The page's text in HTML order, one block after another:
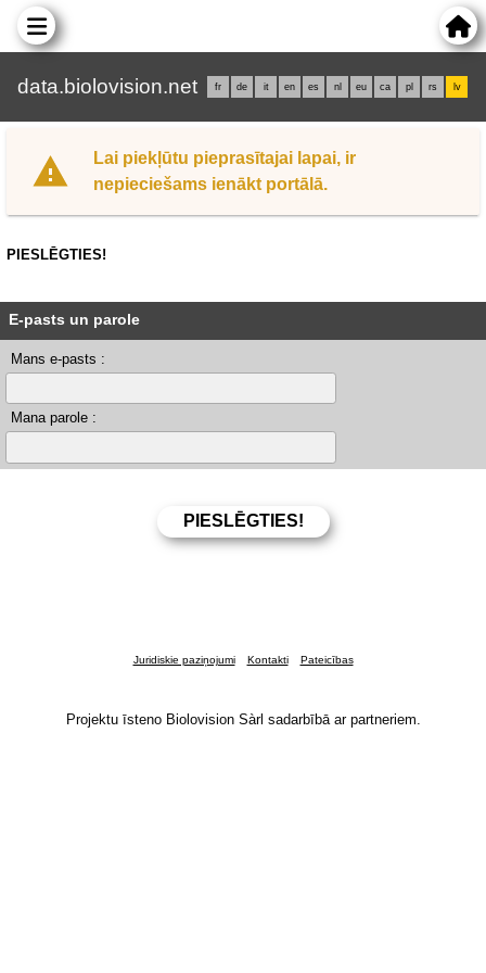
data.biolovision.net fr de it en es nl eu ca pl rs lv
Lai piekļūtu pieprasītajai lapai, ir
nepieciešams ienākt portālā.
PIESLĒGTIES!
E-pasts un parole
Mans e-pasts :
Mana parole :
Juridiskie paziņojumi Kontakti Pateicības
Projektu īsteno Biolovision Sàrl sadarbībā ar partneriem.